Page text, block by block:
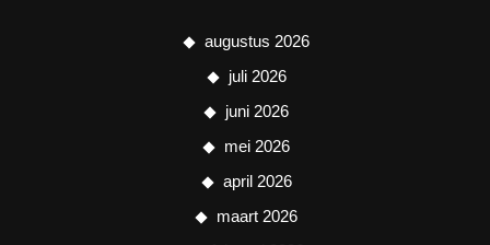
augustus 2026
juli 2026
juni 2026
mei 2026
april 2026
maart 2026